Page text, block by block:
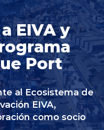
EIVA y
Port
al Ecosistema de
EIVA,
como socio